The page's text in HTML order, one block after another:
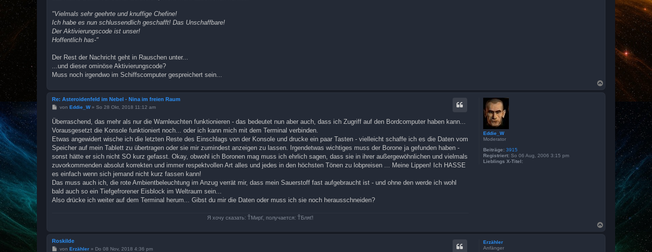
"Vielmals sehr geehrte und knuffige Chefine!
Ich habe es nun schlussendlich geschafft! Das Unschaffbare!
Der Aktivierungscode ist unser!
Hoffentlich has-"
Der Rest der Nachricht geht in Rauschen unter...
...und dieser ominöse Aktivierungscode?
Muss noch irgendwo im Schiffscomputer gespreichert sein...
a
c
Eddie_W
Moderator
Beiträge: 3915
Registriert: So 06 Aug, 2006 3:15 pm
Lieblings X-Titel:
Re: Asteroidenfeld im Nebel - Nina im freien Raum
B
t
r
g
von Eddie_W» So 28 Okt, 2018 11:12 am
Überraschend, das mehr als nur die Warnleuchten funktionieren - das bedeutet nun aber auch, dass ich Zugriff auf den Bordcomputer haben kann...
Vorausgesetzt die Konsole funktioniert noch... oder ich kann mich mit dem Terminal verbinden.
Etwas angewidert wische ich die letzten Reste des Einschlags von der Konsole und drucke ein paar Tasten - vielleicht schaffe ich es die Daten vom
Speicher auf mein Tablett zu übertragen oder sie mir zumindest anzeigen zu lassen. Irgendetwas wichtiges muss der Borone ja gefunden haben -
sonst hätte er sich nicht SO kurz gefasst. Okay, obwohl ich Boronen mag muss ich ehrlich sagen, dass sie in ihrer außergewöhnlichen und vielmals
zuvorkommenden absolut korrekten und immer respektvollen Art alles und jedes in den höchsten Tönen zu lobpreisen ... Meine Lippen! Ich HASSE
es einfach wenn sich jemand nicht kurz fassen kann!
Das muss auch ich, die rote Ambientbeleuchtung im Anzug verrät mir, dass mein Sauerstoff fast aufgebraucht ist - und ohne den werde ich wohl
bald auch so ein Tiefgefrorener Eisblock im Weltraum sein...
Also drücke ich weiter auf dem Terminal herum... Gibst du mir die Daten oder muss ich sie noch herausschneiden?
Я хочу сказать: ŤМирť, получается: ŤБляť!
a
c
Erzähler
Anfänger
Roskilde
Bvon Erzähler» Do 08 Nov, 2018 4:36 pm